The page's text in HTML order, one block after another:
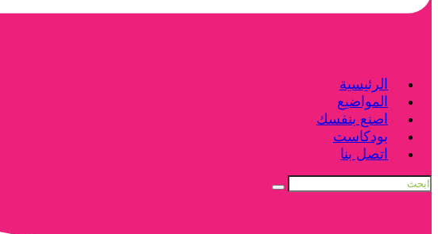
الرئيسية
المواضيع
اصنع بنفسك
بودكاست
اتصل بنا